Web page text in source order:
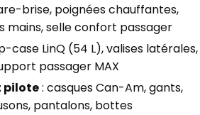
brise, poignées chauffantes,
mains, selle confort passager
case LinQ (54 L), valises latérales,
passager MAX
pilote: casques Can-Am, gants,
pantalons, bottes